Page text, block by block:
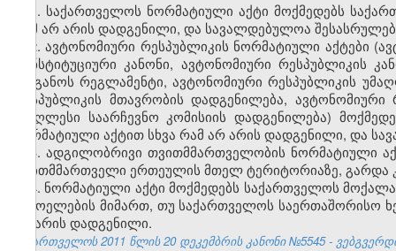
1. საქართველოს ნორმატიული აქტი მოქმედებს
რამ არ არის დადგენილი, და სავალდებულოა
2. ავტონომიური რესპუბლიკის ნორმატიული აქტები
კონსტიტუციური კანონი, ავტონომიური რესპუბლიკის
ორგანოს რეგლამენტი, ავტონომიური რესპუბლიკის
რესპუბლიკის მთავრობის დადგენილება,
უმაღლესი საარჩევნო კომისიის დადგენილება)
ნორმატიული აქტით სხვა რამ არ არის დადგენილი, და
3. ადგილობრივი თვითმმართველობის ნორმატიული
თვითმმართველი ერთეულის მთელ ტერიტორიაზე, გარდა
4. ნორმატიული აქტი მოქმედებს საქართველოს
უცხოელების მიმართ, თუ საქართველოს საერთაშორისო
არ არის დადგენილი.
საქართველოს 2011 წლის 20 დეკემბრის კანონი №5545 -